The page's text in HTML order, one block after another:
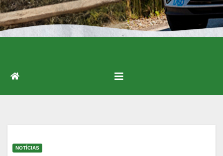
NOTÍCIAS